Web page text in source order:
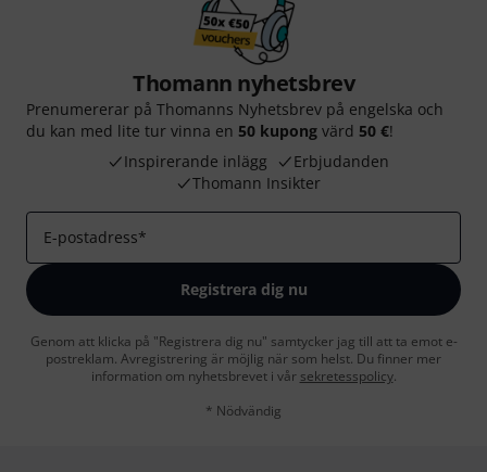
Thomann nyhetsbrev
Prenumererar på Thomanns Nyhetsbrev på engelska och
du kan med lite tur vinna en 50 kupong värd 50 €!
Inspirerande inlägg
Erbjudanden
Thomann Insikter
E-postadress*
Registrera dig nu
Genom att klicka på "Registrera dig nu" samtycker jag till att ta emot e-
postreklam. Avregistrering är möjlig när som helst. Du finner mer
information om nyhetsbrevet i vår sekretesspolicy.
* Nödvändig